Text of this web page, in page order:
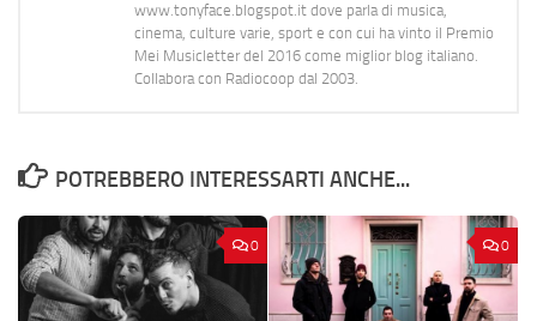
www.tonyface.blogspot.it dove parla di musica,
cinema, culture varie, sport e con cui ha vinto il Premio
Mei Musicletter del 2016 come miglior blog italiano.
Collabora con Radiocoop dal 2003.
POTREBBERO INTERESSARTI ANCHE...
0 0